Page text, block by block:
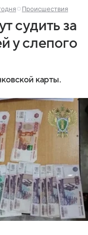
Происшествия
судить за
у слепого
карты.